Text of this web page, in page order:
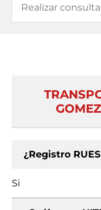
¿Registro
Si